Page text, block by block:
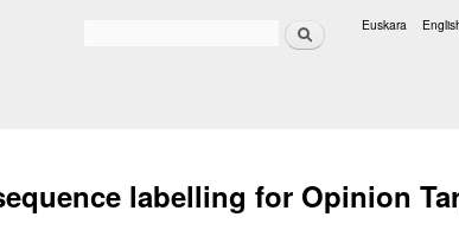
Bilatu Euskara
labelling for Opinion